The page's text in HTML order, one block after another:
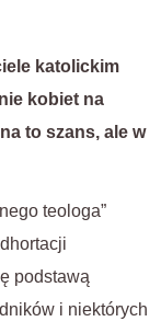
katolickim
kobiet na
to szans, ale w
teologa”
podstawą
i niektórych